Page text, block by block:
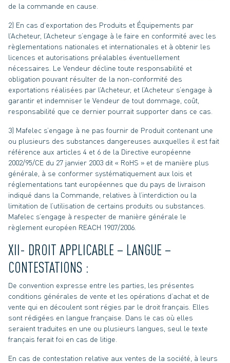
de la commande en cause.
2) En cas d’exportation des Produits et Équipements par
l’Acheteur, l’Acheteur s’engage à le faire en conformité avec les
règlementations nationales et internationales et à obtenir les
licences et autorisations préalables éventuellement
nécessaires. Le Vendeur décline toute responsabilité et
obligation pouvant résulter de la non-conformité des
exportations réalisées par l’Acheteur, et l’Acheteur s’engage à
garantir et indemniser le Vendeur de tout dommage, coût,
responsabilité que ce dernier pourrait supporter dans ce cas.
3) Mafelec s’engage à ne pas fournir de Produit contenant une
ou plusieurs des substances dangereuses auxquelles il est fait
référence aux articles 4 et 6 de la Directive européenne
2002/95/CE du 27 janvier 2003 dit « RoHS » et de manière plus
générale, à se conformer systématiquement aux lois et
réglementations tant européennes que du pays de livraison
indiqué dans la Commande, relatives à l’interdiction ou la
limitation de l’utilisation de certains produits ou substances.
Mafelec s’engage à respecter de manière générale le
règlement européen REACH 1907/2006.
XII- DROIT APPLICABLE – LANGUE –
CONTESTATIONS :
De convention expresse entre les parties, les présentes
conditions générales de vente et les opérations d’achat et de
vente qui en découlent sont régies par le droit français. Elles
sont rédigées en langue française. Dans le cas où elles
seraient traduites en une ou plusieurs langues, seul le texte
français ferait foi en cas de litige.
En cas de contestation relative aux ventes de la société, à leurs